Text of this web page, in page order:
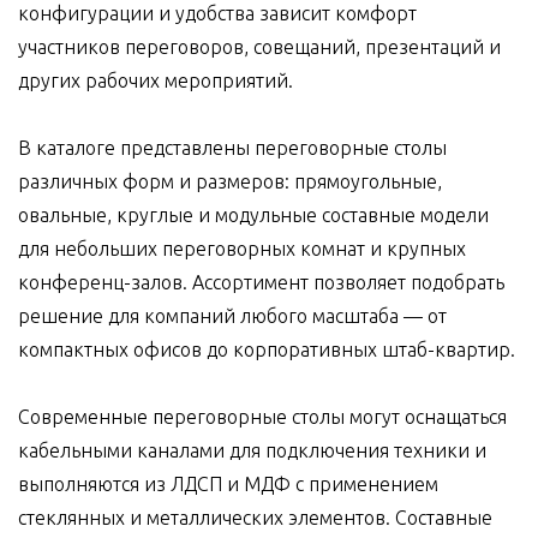
конфигурации и удобства зависит комфорт
участников переговоров, совещаний, презентаций и
других рабочих мероприятий.
В каталоге представлены переговорные столы
различных форм и размеров: прямоугольные,
овальные, круглые и модульные составные модели
для небольших переговорных комнат и крупных
конференц-залов. Ассортимент позволяет подобрать
решение для компаний любого масштаба — от
компактных офисов до корпоративных штаб-квартир.
Современные переговорные столы могут оснащаться
кабельными каналами для подключения техники и
выполняются из ЛДСП и МДФ с применением
стеклянных и металлических элементов. Составные